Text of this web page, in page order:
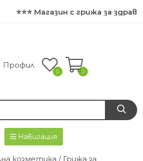
⭐⭐⭐ Магазин с грижа за
Профил
0 0
Навигация
козметика / Грижа за